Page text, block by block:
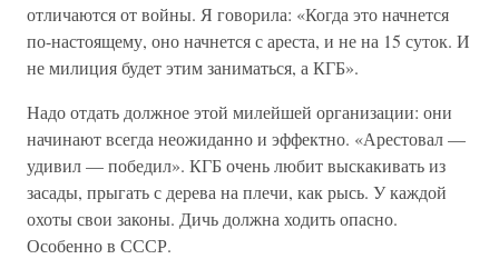
отличаются от войны. Я говорила: «Когда это начнется
по-настоящему, оно начнется с ареста, и не на 15 суток. И
не милиция будет этим заниматься, а КГБ».
Надо отдать должное этой милейшей организации: они
начинают всегда неожиданно и эффектно. «Арестовал —
удивил — победил». КГБ очень любит выскакивать из
засады, прыгать с дерева на плечи, как рысь. У каждой
охоты свои законы. Дичь должна ходить опасно.
Особенно в СССР.